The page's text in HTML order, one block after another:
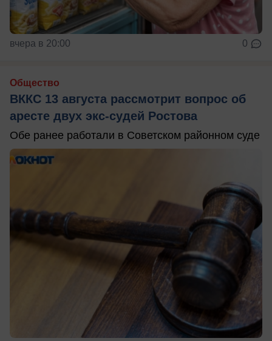
вчера в 20:00 0
Общество
ВККС 13 августа рассмотрит вопрос об
аресте двух экс-судей Ростова
Обе ранее работали в Советском районном суде